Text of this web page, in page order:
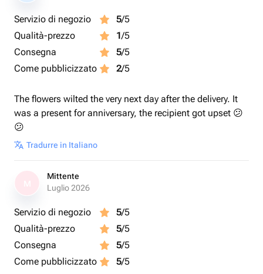
Servizio di negozio 5/5
Qualità-prezzo
1/5
Consegna
5/5
Come pubblicizzato
2/5
The flowers wilted the very next day after the delivery. It
was a present for anniversary, the recipient got upset 😕
😕
Tradurre in Italiano
Mittente
Luglio 2026
Servizio di negozio 5/5
Qualità-prezzo
5/5
Consegna
5/5
Come pubblicizzato
5/5